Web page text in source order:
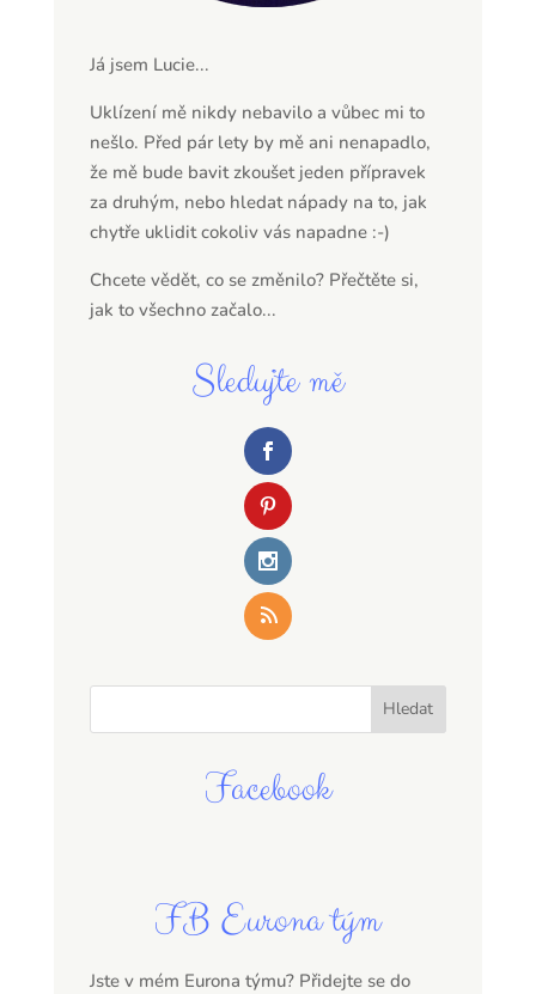
Já jsem Lucie...
Uklízení mě nikdy nebavilo a vůbec mi to
nešlo. Před pár lety by mě ani nenapadlo,
že mě bude bavit zkoušet jeden přípravek
za druhým, nebo hledat nápady na to, jak
chytře uklidit cokoliv vás napadne :-)
Chcete vědět, co se změnilo? Přečtěte si,
jak to všechno začalo...
Sledujte mě
Facebook
FB Eurona tým
Jste v mém Eurona týmu? Přidejte se do